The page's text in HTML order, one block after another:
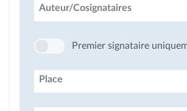
Auteur/Cosignataires
Premier signataire
Place